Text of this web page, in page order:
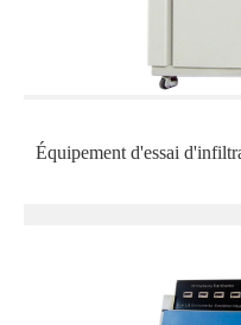
Équipement d'essai